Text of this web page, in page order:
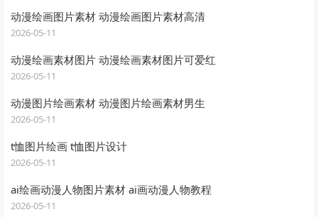
动漫绘画图片素材 动漫绘画图片素材高清
2026-05-11
动漫绘画素材图片 动漫绘画素材图片可爱红
2026-05-11
动漫图片绘画素材 动漫图片绘画素材男生
2026-05-11
t恤图片绘画 t恤图片设计
2026-05-11
ai绘画动漫人物图片素材 ai画动漫人物教程
2026-05-11